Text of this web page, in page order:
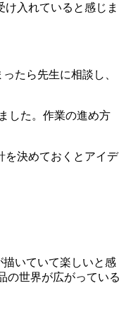
入れていると感じま
たら先生に相談し、
した。作業の進め方
を決めておくとアイデ
いていて楽しいと感
の世界が広がっている